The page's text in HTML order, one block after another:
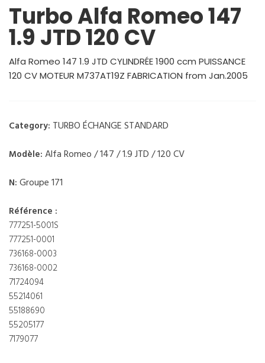
Turbo Alfa Romeo 147
1.9 JTD 120 CV
Alfa Romeo 147 1.9 JTD CYLINDRÉE 1900 ccm PUISSANCE
120 CV MOTEUR M737AT19Z FABRICATION from Jan.2005
Category: TURBO ÉCHANGE STANDARD
Modèle: Alfa Romeo / 147 / 1.9 JTD / 120 CV
N: Groupe 171
Référence :
777251-5001S
777251-0001
736168-0003
736168-0002
71724094
55214061
55188690
55205177
7179077